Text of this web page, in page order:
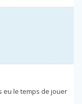
eu le temps de jouer